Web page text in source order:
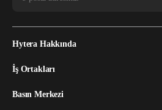
Hytera Hakkında
İş Ortakları
Basın Merkezi